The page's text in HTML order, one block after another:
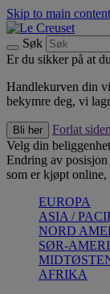
Skip to main content
Søk
Er du sikker på at
Handlekurven din
bekymre deg, vi
Bli her
Forlat siden
Velg din beliggenhet
Endring av
som er kjøpt online,
EUROPA
ASIA /
NORD
SØR-
AFRIKA